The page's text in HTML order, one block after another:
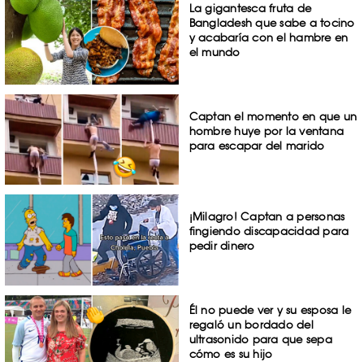
La gigantesca fruta de
Bangladesh que sabe a tocino
y acabaría con el hambre en
el mundo
Captan el momento en que un
hombre huye por la ventana
para escapar del marido
¡Milagro! Captan a personas
fingiendo discapacidad para
pedir dinero
Él no puede ver y su esposa le
regaló un bordado del
ultrasonido para que sepa
cómo es su hijo